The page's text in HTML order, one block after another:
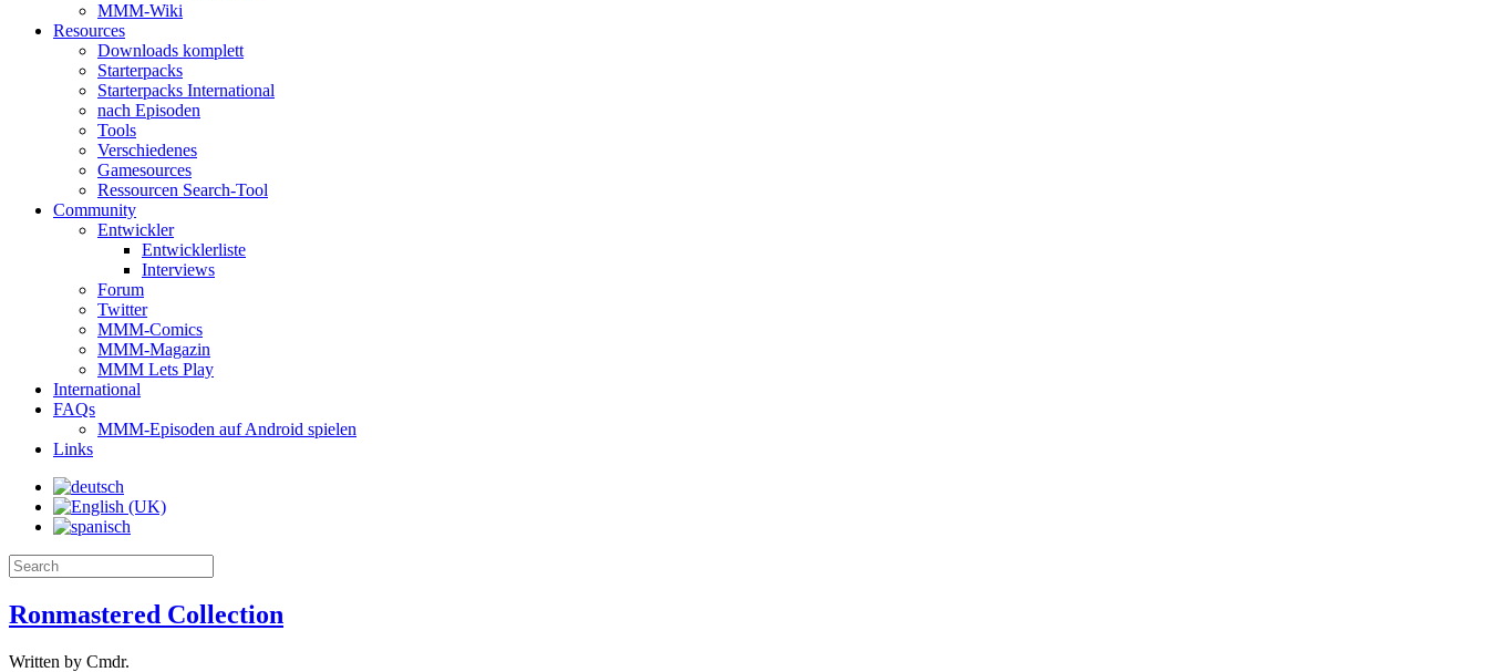
MMM-Wiki
Resources
Downloads komplett
Starterpacks
Starterpacks International
nach Episoden
Tools
Verschiedenes
Gamesources
Ressourcen Search-Tool
Community
Entwickler
Entwicklerliste
Interviews
Forum
Twitter
MMM-Comics
MMM-Magazin
MMM Lets Play
International
FAQs
MMM-Episoden auf Android spielen
Links
Ronmastered Collection
Written by Cmdr.